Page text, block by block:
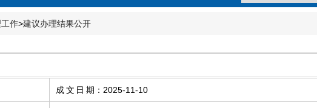
作>建议办理结果公开
成文日期 ： 2025-11-10